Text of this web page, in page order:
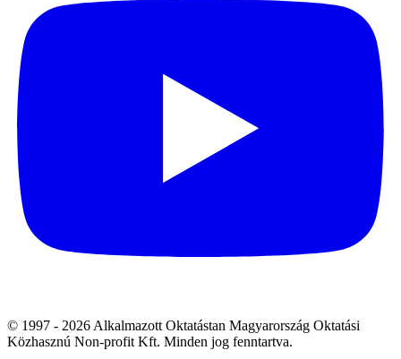
© 1997 - 2026 Alkalmazott Oktatástan Magyarország Oktatási
Közhasznú Non-profit Kft. Minden jog fenntartva.